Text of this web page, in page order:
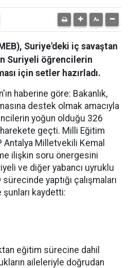
Suriye'deki iç savaştan
Suriyeli öğrencilerin
için setler hazırladı.
haberine göre: Bakanlık,
destek olmak amacıyla
yoğun olduğu 326
geçti. Milli Eğitim
Antalya Milletvekili Kemal
ilişkin soru önergesini
ve diğer yabancı uyruklu
yaptığı çalışmaları
şunları kaydetti:
eğitim sürecine dahil
aileleriyle doğrudan